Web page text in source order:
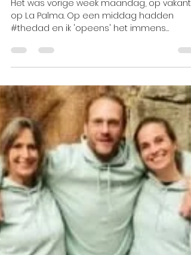
miriamhockx
Childraiser 2. Completed
Het was vorige week maandag, op
op La Palma. Op een middag hadden
#thedad en ik 'opeens' het immens
populaire Childraiser...